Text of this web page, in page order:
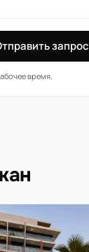
запрос
время.